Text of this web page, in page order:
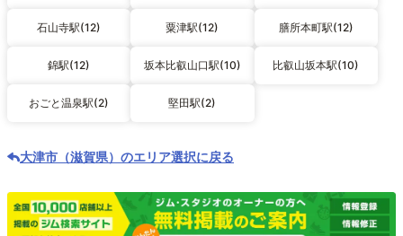
石山寺駅(12) 粟津駅(12) 膳所本町駅(12)
錦駅(12) 坂本比叡山口駅(10) 比叡山坂本駅(10)
おごと温泉駅(2) 堅田駅(2)
大津市（滋賀県）のエリア選択に戻る